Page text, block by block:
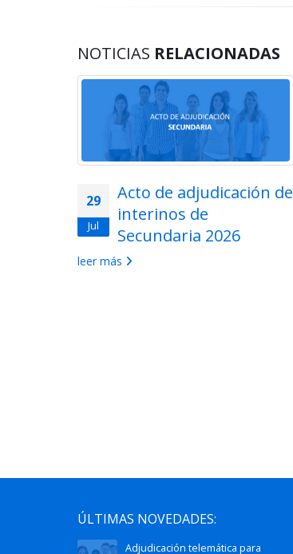
NOTICIAS RELACIONADAS
29
Jul
Acto de adjudicación de
interinos de
Secundaria 2026
leer más
ÚLTIMAS NOVEDADES:
Adjudicación telemática para